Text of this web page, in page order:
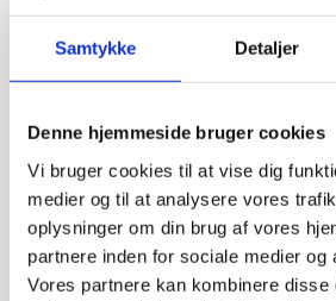
Samtykke Detaljer
Denne hjemmeside bruger cookies
Vi bruger cookies til at vise dig
medier og til at analysere vores
oplysninger om din brug af vores
partnere inden for sociale medier og
Vores partnere kan kombinere disse
Skriv modtagerens mailadresse
Besked til modtager